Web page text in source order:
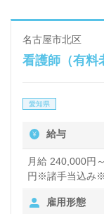
名古屋市北区
看護師（有料
愛知県
給与
月給 240,000円
円※諸手当込み※
手当：～14,000
7,000円・書類
雇用形態